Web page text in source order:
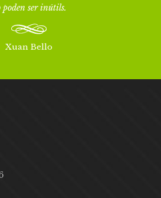
poden ser inútils.
Xuan Bello